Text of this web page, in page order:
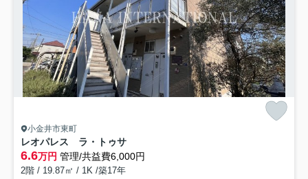
小金井市東町
レオパレス ラ・トゥサ
6.6万円 管理/共益費6,000円
2階 / 19.87㎡ / 1K /築17年